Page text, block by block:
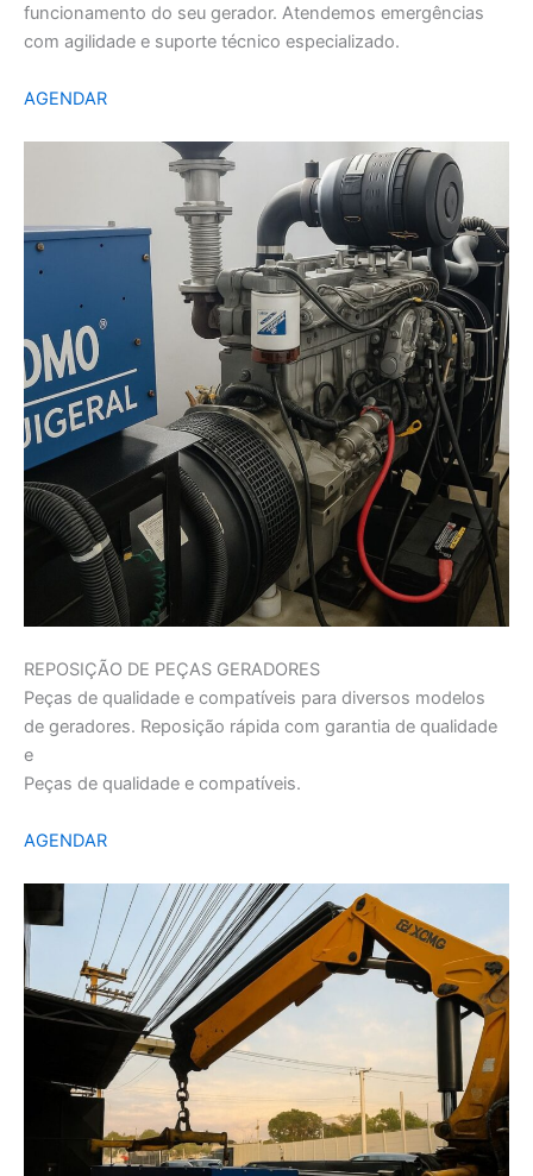
funcionamento do seu gerador. Atendemos emergências
com agilidade e suporte técnico especializado.
AGENDAR
REPOSIÇÃO DE PEÇAS GERADORES
Peças de qualidade e compatíveis para diversos modelos
de geradores. Reposição rápida com garantia de qualidade
e
Peças de qualidade e compatíveis.
AGENDAR